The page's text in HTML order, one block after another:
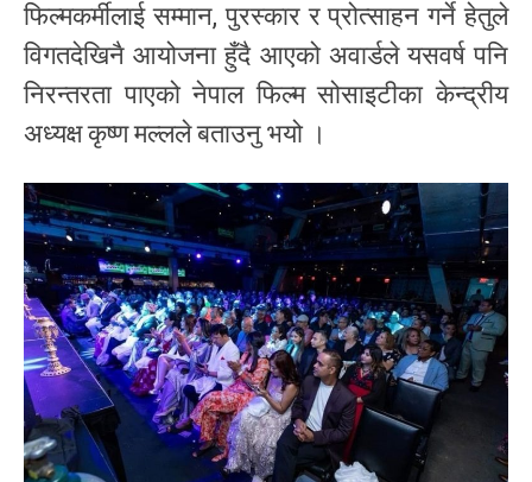
फिल्मकर्मीलाई सम्मान, पुरस्कार र प्रोत्साहन गर्ने हेतुले
विगतदेखिनै आयोजना हुँदै आएको अवार्डले यसवर्ष पनि
निरन्तरता पाएको नेपाल फिल्म सोसाइटीका केन्द्रीय
अध्यक्ष कृष्ण मल्लले बताउनु भयो ।